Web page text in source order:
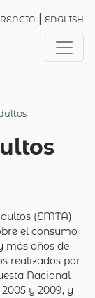
ENGLISH
(EMTA)
el consumo
más años de
realizados por
Nacional
y 2009, y